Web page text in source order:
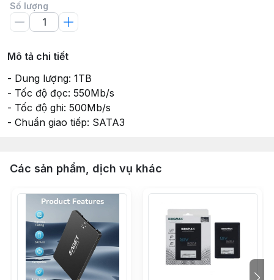
Số lượng
Mô tả chi tiết
- Dung lượng: 1TB
- Tốc độ đọc: 550Mb/s
- Tốc độ ghi: 500Mb/s
- Chuẩn giao tiếp: SATA3
Các sản phẩm, dịch vụ khác